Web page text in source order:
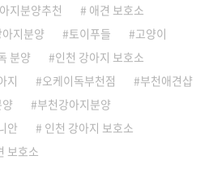
지분양추천
애견 보호소
지분양 토이푸들
고양이
분양
인천 강아지 보호소
지 오케이독부천점
부천애견샵
부천강아지분양
안
인천 강아지 보호소
보호소